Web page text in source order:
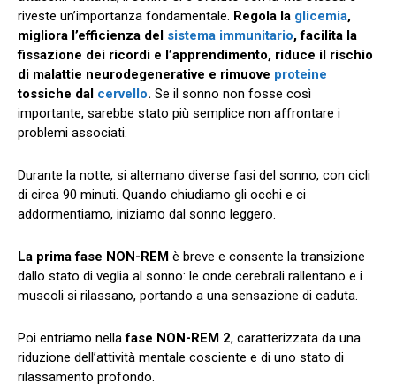
riveste un’importanza fondamentale. Regola la glicemia,
migliora l’efficienza del sistema immunitario, facilita la
fissazione dei ricordi e l’apprendimento, riduce il rischio
di malattie neurodegenerative e rimuove proteine
tossiche dal cervello. Se il sonno non fosse così
importante, sarebbe stato più semplice non affrontare i
problemi associati.
Durante la notte, si alternano diverse fasi del sonno, con cicli
di circa 90 minuti. Quando chiudiamo gli occhi e ci
addormentiamo, iniziamo dal sonno leggero.
La prima fase NON-REM è breve e consente la transizione
dallo stato di veglia al sonno: le onde cerebrali rallentano e i
muscoli si rilassano, portando a una sensazione di caduta.
Poi entriamo nellafase NON-REM 2, caratterizzata da una
riduzione dell’attività mentale cosciente e di uno stato di
rilassamento profondo.